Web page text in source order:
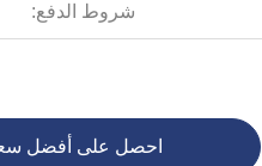
شروط الدفع:
احصل على أفضل